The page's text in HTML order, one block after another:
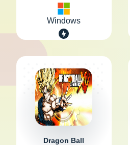
Windows
Dragon Ball